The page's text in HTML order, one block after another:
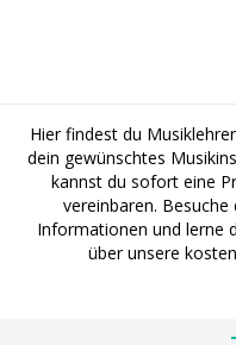
Hier findest du
dein gewünschtes
kannst du sofort eine
vereinbaren.
Informationen und lerne
über unsere